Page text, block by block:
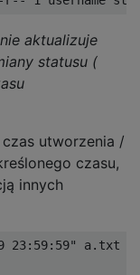
aktualizuje
statusu (
utworzenia /
czasu,
innych
23:59:59" a.txt